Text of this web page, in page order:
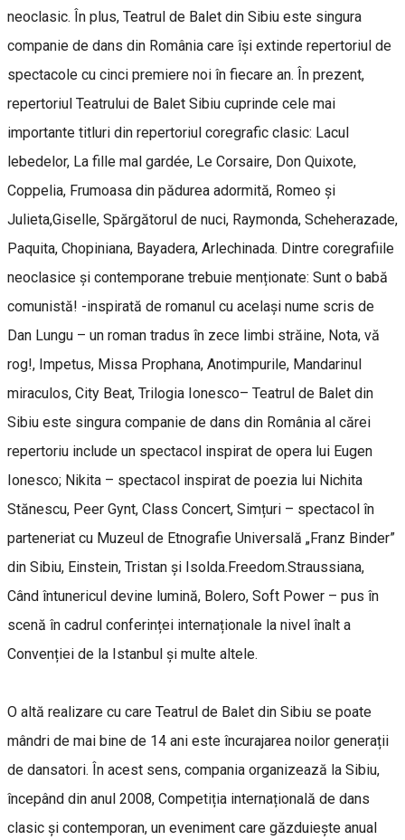
neoclasic. În plus, Teatrul de Balet din Sibiu este singura
companie de dans din România care își extinde repertoriul de
spectacole cu cinci premiere noi în fiecare an. În prezent,
repertoriul Teatrului de Balet Sibiu cuprinde cele mai
importante titluri din repertoriul coregrafic clasic: Lacul
lebedelor, La fille mal gardée, Le Corsaire, Don Quixote,
Coppelia, Frumoasa din pădurea adormită, Romeo și
Julieta,Giselle, Spărgătorul de nuci, Raymonda, Scheherazade,
Paquita, Chopiniana, Bayadera, Arlechinada. Dintre coregrafiile
neoclasice și contemporane trebuie menționate: Sunt o babă
comunistă! -inspirată de romanul cu același nume scris de
Dan Lungu – un roman tradus în zece limbi străine, Nota, vă
rog!, Impetus, Missa Prophana, Anotimpurile, Mandarinul
miraculos, City Beat, Trilogia Ionesco– Teatrul de Balet din
Sibiu este singura companie de dans din România al cărei
repertoriu include un spectacol inspirat de opera lui Eugen
Ionesco; Nikita – spectacol inspirat de poezia lui Nichita
Stănescu, Peer Gynt, Class Concert, Simțuri – spectacol în
parteneriat cu Muzeul de Etnografie Universală „Franz Binder”
din Sibiu, Einstein, Tristan și Isolda.Freedom.Straussiana,
Când întunericul devine lumină, Bolero, Soft Power – pus în
scenă în cadrul conferinței internaționale la nivel înalt a
Convenției de la Istanbul și multe altele.
O altă realizare cu care Teatrul de Balet din Sibiu se poate
mândri de mai bine de 14 ani este încurajarea noilor generații
de dansatori. În acest sens, compania organizează la Sibiu,
începând din anul 2008, Competiția internațională de dans
clasic și contemporan, un eveniment care găzduiește anual